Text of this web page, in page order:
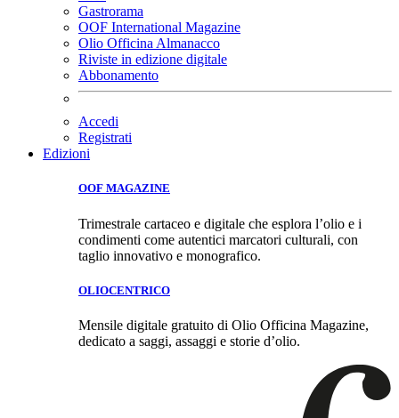
Gastrorama
OOF International Magazine
Olio Officina Almanacco
Riviste in edizione digitale
Abbonamento
Accedi
Registrati
Edizioni
OOF MAGAZINE
Trimestrale cartaceo e digitale che esplora l’olio e i
condimenti come autentici marcatori culturali, con
taglio innovativo e monografico.
OLIOCENTRICO
Mensile digitale gratuito di Olio Officina Magazine,
dedicato a saggi, assaggi e storie d’olio.